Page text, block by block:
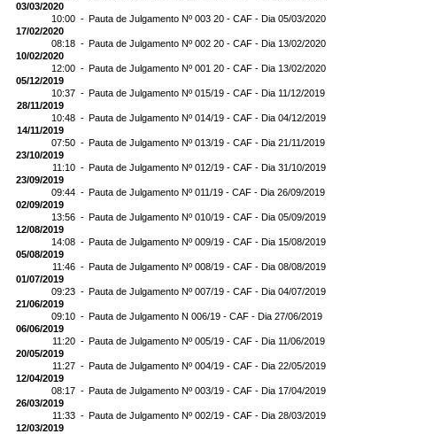
03/03/2020
10:00 - Pauta de Julgamento Nº 003 20 - CAF - Dia 05/03/2020
17/02/2020
08:18 - Pauta de Julgamento Nº 002 20 - CAF - Dia 13/02/2020
10/02/2020
12:00 - Pauta de Julgamento Nº 001 20 - CAF - Dia 13/02/2020
05/12/2019
10:37 - Pauta de Julgamento Nº 015/19 - CAF - Dia 11/12/2019
28/11/2019
10:48 - Pauta de Julgamento Nº 014/19 - CAF - Dia 04/12/2019
14/11/2019
07:50 - Pauta de Julgamento Nº 013/19 - CAF - Dia 21/11/2019
23/10/2019
11:10 - Pauta de Julgamento Nº 012/19 - CAF - Dia 31/10/2019
23/09/2019
09:44 - Pauta de Julgamento Nº 011/19 - CAF - Dia 26/09/2019
02/09/2019
13:56 - Pauta de Julgamento Nº 010/19 - CAF - Dia 05/09/2019
12/08/2019
14:08 - Pauta de Julgamento Nº 009/19 - CAF - Dia 15/08/2019
05/08/2019
11:46 - Pauta de Julgamento Nº 008/19 - CAF - Dia 08/08/2019
01/07/2019
09:23 - Pauta de Julgamento Nº 007/19 - CAF - Dia 04/07/2019
21/06/2019
09:10 - Pauta de Julgamento N 006/19 - CAF - Dia 27/06/2019
06/06/2019
11:20 - Pauta de Julgamento Nº 005/19 - CAF - Dia 11/06/2019
20/05/2019
11:27 - Pauta de Julgamento Nº 004/19 - CAF - Dia 22/05/2019
12/04/2019
08:17 - Pauta de Julgamento Nº 003/19 - CAF - Dia 17/04/2019
26/03/2019
11:33 - Pauta de Julgamento Nº 002/19 - CAF - Dia 28/03/2019
12/03/2019